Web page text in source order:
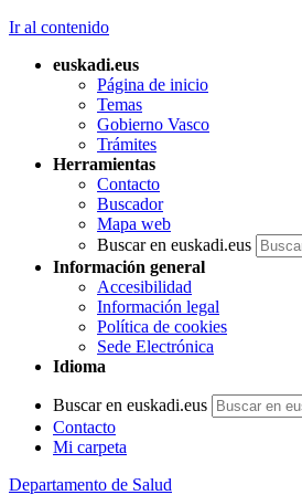
Ir al contenido
euskadi.eus
Página de inicio
Temas
Gobierno Vasco
Trámites
Herramientas
Contacto
Buscador
Mapa web
Buscar en euskadi.eus
Información general
Accesibilidad
Información legal
Política de cookies
Sede Electrónica
Idioma
Buscar en euskadi.eus
Contacto
Mi carpeta
Departamento de Salud